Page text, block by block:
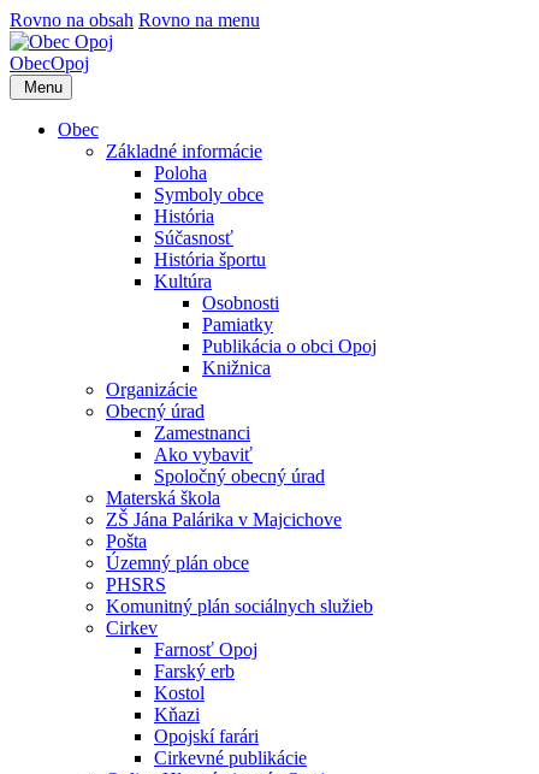
Rovno na obsah Rovno na menu
ObecOpoj
Menu
Obec
Základné informácie
Poloha
Symboly obce
História
Súčasnosť
História športu
Kultúra
Osobnosti
Pamiatky
Publikácia o obci Opoj
Knižnica
Organizácie
Obecný úrad
Zamestnanci
Ako vybaviť
Spoločný obecný úrad
Materská škola
ZŠ Jána Palárika v Majcichove
Pošta
Územný plán obce
PHSRS
Komunitný plán sociálnych služieb
Cirkev
Farnosť Opoj
Farský erb
Kostol
Kňazi
Opojskí farári
Cirkevné publikácie